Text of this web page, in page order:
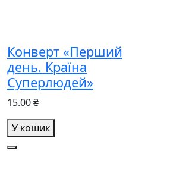
Конверт «Перший
день. Країна
Суперлюдей»
15.00 ₴
У кошик